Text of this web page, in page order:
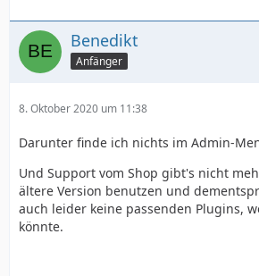
Benedikt
Anfänger
8. Oktober 2020 um 11:38
Darunter finde ich nichts im Admin-
Und Support vom Shop gibt's nicht
ältere Version benutzen und
auch leider keine passenden Plugins,
könnte.